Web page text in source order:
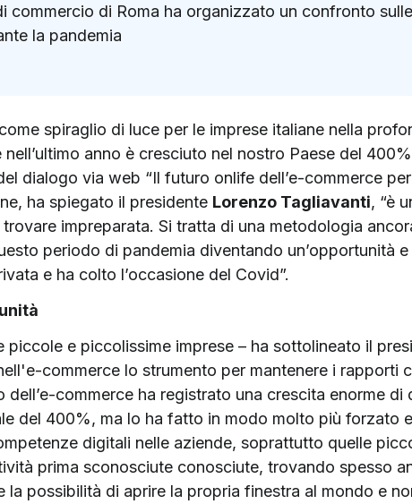
commercio di Roma ha organizzato un confronto
la pandemia
Facebook
spiraglio di luce per le imprese italiane nella
nell’ultimo anno è cresciuto nel nostro Paese del
dialogo via web “Il futuro onlife dell’e-commerce
ha spiegato il presidente Lorenzo Tagliavanti, “è
trovare impreparata. Si tratta di una metodologia
periodo di pandemia diventando un’opportunità
e ha colto l’occasione del Covid”.
piccole e piccolissime imprese – ha sottolineato il
commerce lo strumento per mantenere i rapporti
dell’e-commerce ha registrato una crescita enorme di
del 400%, ma lo ha fatto in modo molto più forzato
digitali nelle aziende, soprattutto quelle
prima sconosciute conosciute, trovando spesso
la possibilità di aprire la propria finestra al mondo e